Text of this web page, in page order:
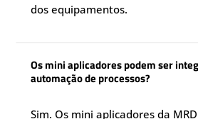
dos equipamentos.
Os mini aplicadores podem ser
automação de processos?
Sim. Os mini aplicadores da